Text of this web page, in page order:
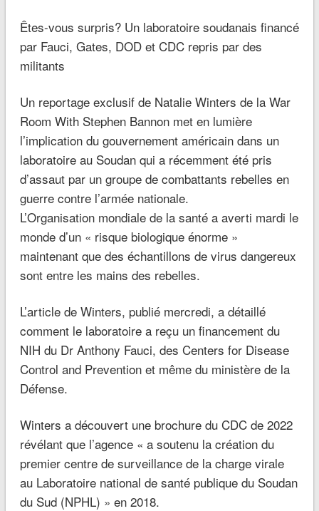
Êtes-vous surpris? Un laboratoire soudanais financé
par Fauci, Gates, DOD et CDC repris par des
militants
Un reportage exclusif de Natalie Winters de la War
Room With Stephen Bannon met en lumière
l’implication du gouvernement américain dans un
laboratoire au Soudan qui a récemment été pris
d’assaut par un groupe de combattants rebelles en
guerre contre l’armée nationale.
L’Organisation mondiale de la santé a averti mardi le
monde d’un « risque biologique énorme »
maintenant que des échantillons de virus dangereux
sont entre les mains des rebelles.
L’article de Winters, publié mercredi, a détaillé
comment le laboratoire a reçu un financement du
NIH du Dr Anthony Fauci, des Centers for Disease
Control and Prevention et même du ministère de la
Défense.
Winters a découvert une brochure du CDC de 2022
révélant que l’agence « a soutenu la création du
premier centre de surveillance de la charge virale
au Laboratoire national de santé publique du Soudan
du Sud (NPHL) » en 2018.